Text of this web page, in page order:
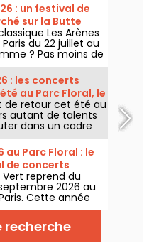
: un festival de
sur la Butte
Les Arènes
du 22 juillet au
? Pas moins de
des Arènes de
pour écouter
: les concerts
au Parc Floral, le
de retour cet été au
autant de talents
dans un cadre
des concerts
juin au 6
au Parc Floral : le
de concerts
Vert reprend du
2026 au
Cette année
invite les
à prendre du
auprès
devenir.
recherche